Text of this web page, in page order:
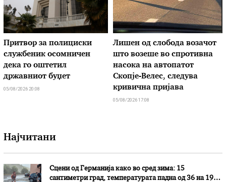
Притвор за полициски
службеник осомничен
дека го оштетил
државниот буџет
05/08/2026 20:08
Лишен од слобода возачот
што возеше во спротивна
насока на автопатот
Скопје-Велес, следува
кривична пријава
05/08/2026 17:08
Најчитани
Сцени од Германија како во сред зима: 15
сантиметри град, температурата падна од 36 на 19